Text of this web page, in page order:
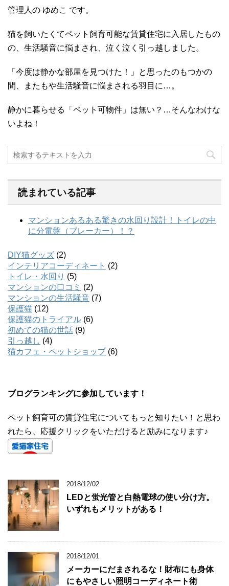
管理人の ゆめこ です。
猫を飼いたくてペット飼育可能な賃貸住宅に入居したもの
の、生活騒音に悩まされ、泣く泣く引っ越しました。
「今度は静かな部屋を見つけた！」と思ったのもつかの
間、またもや生活騒音に悩まされる羽目に…。
静かに暮らせる「ペット可物件」は無い？…そんなわけな
いよね！
読まれている記事
DIY猫グッズ (2)
インテリアコーディネート (2)
トイレ・水回り (5)
マンションの口コミ (2)
マンションの生活騒音 (7)
保護猫 (12)
保護猫のトライアル (6)
初めての猫の世話 (9)
引っ越し (4)
猫カフェ・ペットショップ(6)
ブログランキングに参加しています！
ペット飼育可の賃貸住宅についてもっと知りたい！と思わ
れたら、応援クリックをいただけると励みになります♪
2018/12/02
LEDと蛍光管と白熱電球の使い分け方。
いずれもメリットがある！
2018/12/01
メーカーにだまされるな！財布にも身体
にもやさしい照明コーディネート術